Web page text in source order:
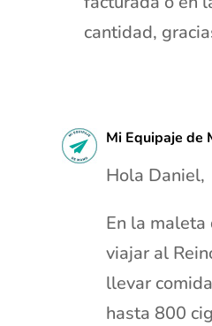
cantidad,
Mi Equipaje de
Hola Daniel,
En la maleta
viajar al
llevar
hasta 800